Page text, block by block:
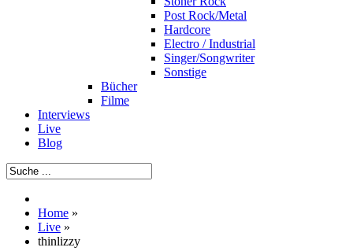
Post Rock/Metal
Hardcore
Electro / Industrial
Singer/Songwriter
Sonstige
Bücher
Filme
Interviews
Live
Blog
Home »
Live »
thinlizzy